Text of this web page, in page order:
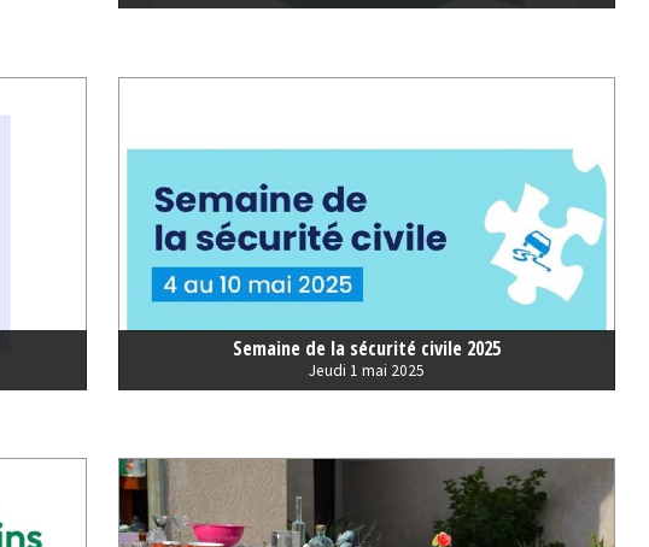
Semaine de la sécurité civile 2025
Jeudi 1 mai 2025